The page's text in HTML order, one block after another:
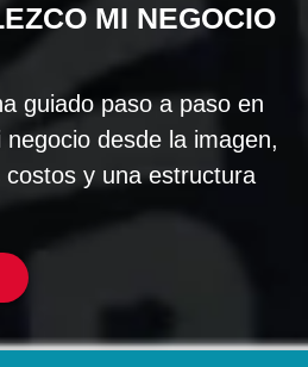
MI NEGOCIO
guiado paso a paso en
desde la imagen,
y una estructura